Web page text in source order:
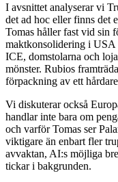
I avsnittet analyserar vi
det ad hoc eller finns det
Tomas håller fast vid sin
maktkonsolidering i USA
ICE, domstolarna och
mönster. Rubios
förpackning av ett
Vi diskuterar också
handlar inte bara om
och varför Tomas ser
viktigare än enbart fler
avvaktan, AI:s möjliga
tickar i bakgrunden.